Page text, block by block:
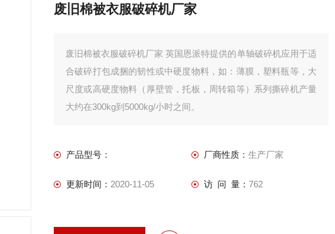
废旧棉被衣服破碎机厂家
废旧棉被衣服破碎机厂家 英国恩派特提供的单轴破碎机应用于适
合破碎打包成捆的韧性或中硬度物料，如：薄膜，塑料瓶等，大
尺度或高硬度物料（厚壁管，托板，周转箱等）系列撕碎机产量
大约在300kg到5000kg/小时之间。
产品型号： 厂商性质： 生产厂家
更新时间： 2020-11-05 访 问 量： 762